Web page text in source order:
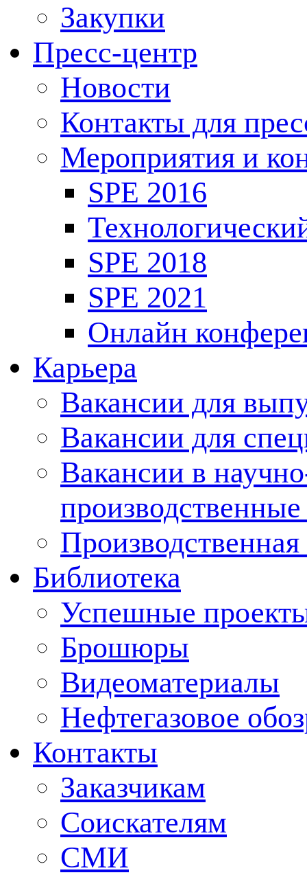
Закупки
Пресс-центр
Новости
Контакты для
Мероприятия и
SPE 2016
SPE 2018
SPE 2021
Онлайн
Карьера
Вакансии для
Вакансии для
Вакансии в
Производственная
Библиотека
Успешные
Брошюры
Видеоматериалы
Нефтегазовое
Контакты
Заказчикам
Соискателям
СМИ